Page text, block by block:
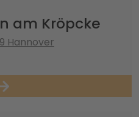
am Kröpcke
Hannover